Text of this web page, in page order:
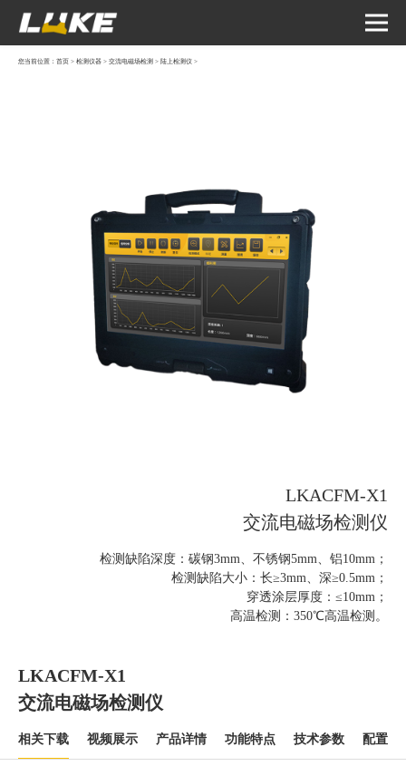
您当前位置： 首页 > 检测仪器 > 交流电磁场检测 > 陆上检测仪 >
LKACFM-X1
交流电磁场检测仪
检测缺陷深度：碳钢3mm、不锈钢5mm、铝10mm；
检测缺陷大小：长≥3mm、深≥0.5mm；
穿透涂层厚度：≤10mm；
高温检测：350℃高温检测。
LKACFM-X1
交流电磁场检测仪
相关下载 视频展示 产品详情 功能特点 技术参数 配置清